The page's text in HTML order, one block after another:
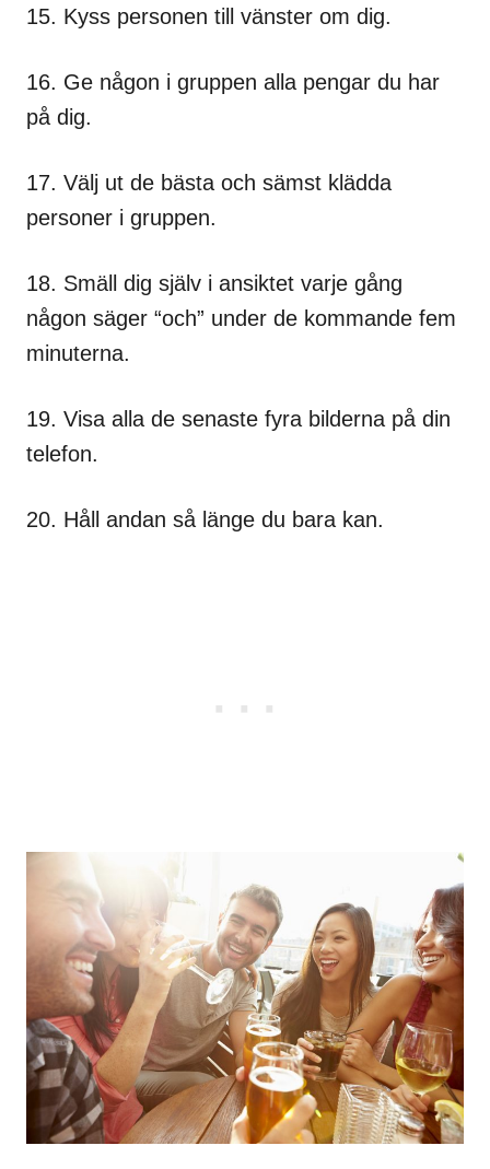
15. Kyss personen till vänster om dig.
16. Ge någon i gruppen alla pengar du har
på dig.
17. Välj ut de bästa och sämst klädda
personer i gruppen.
18. Smäll dig själv i ansiktet varje gång
någon säger “och” under de kommande fem
minuterna.
19. Visa alla de senaste fyra bilderna på din
telefon.
20. Håll andan så länge du bara kan.